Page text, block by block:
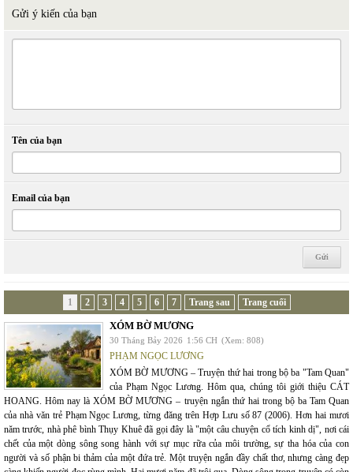
Gửi ý kiến của bạn
Tên của bạn
Email của bạn
1 2 3 4 5 6 7 Trang sau Trang cuối
XÓM BỜ MƯƠNG
30 Tháng Bảy 2026 1:56 CH (Xem: 808)
PHẠM NGỌC LƯƠNG
XÓM BỜ MƯƠNG – Truyện thứ hai trong bộ ba "Tam Quan"
của Phạm Ngọc Lương. Hôm qua, chúng tôi giới thiệu CÁT
HOANG. Hôm nay là XÓM BỜ MƯƠNG – truyện ngắn thứ hai trong bộ ba Tam Quan
của nhà văn trẻ Phạm Ngọc Lương, từng đăng trên Hợp Lưu số 87 (2006). Hơn hai mươi
năm trước, nhà phê bình Thụy Khuê đã gọi đây là "một câu chuyện cổ tích kinh dị", nơi cái
chết của một dòng sông song hành với sự mục rữa của môi trường, sự tha hóa của con
người và số phận bi thảm của một đứa trẻ. Một truyện ngắn đầy chất thơ, nhưng càng đẹp